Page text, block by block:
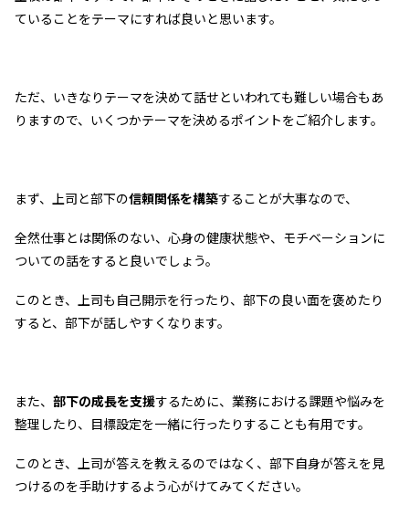
ていることをテーマにすれば良いと思います。
ただ、いきなりテーマを決めて話せといわれても難しい場合もあ
りますので、いくつかテーマを決めるポイントをご紹介します。
まず、上司と部下の信頼関係を構築することが大事なので、
全然仕事とは関係のない、心身の健康状態や、モチベーションに
ついての話をすると良いでしょう。
このとき、上司も自己開示を行ったり、部下の良い面を褒めたり
すると、部下が話しやすくなります。
また、 部下の成長を支援するために、業務における課題や悩みを
整理したり、目標設定を一緒に行ったりすることも有用です。
このとき、上司が答えを教えるのではなく、部下自身が答えを見
つけるのを手助けするよう心がけてみてください。